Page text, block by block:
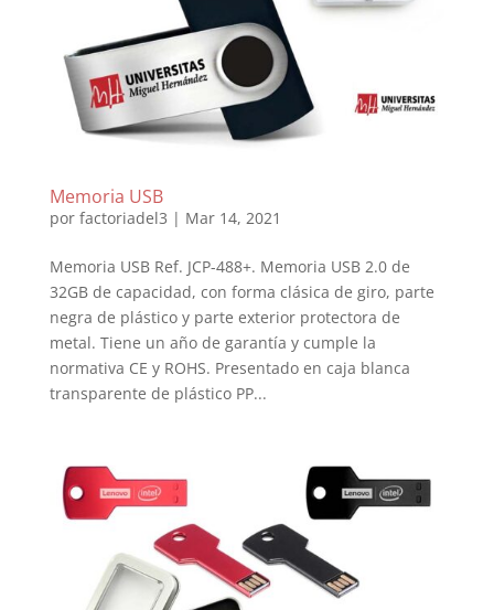
Memoria USB
por factoriadel3 | Mar 14, 2021
Memoria USB Ref. JCP-488+. Memoria USB 2.0 de
32GB de capacidad, con forma clásica de giro, parte
negra de plástico y parte exterior protectora de
metal. Tiene un año de garantía y cumple la
normativa CE y ROHS. Presentado en caja blanca
transparente de plástico PP...